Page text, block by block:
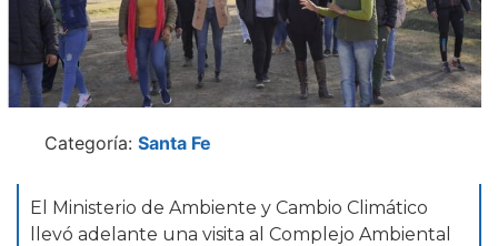
Categoría: Santa Fe
El Ministerio de Ambiente y Cambio Climático
llevó adelante una visita al Complejo Ambiental